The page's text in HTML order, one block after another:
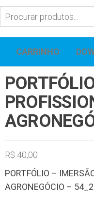
CARRINHO
R$ 40,00
PORTFÓLIO –
AGRONEGÓCIO –